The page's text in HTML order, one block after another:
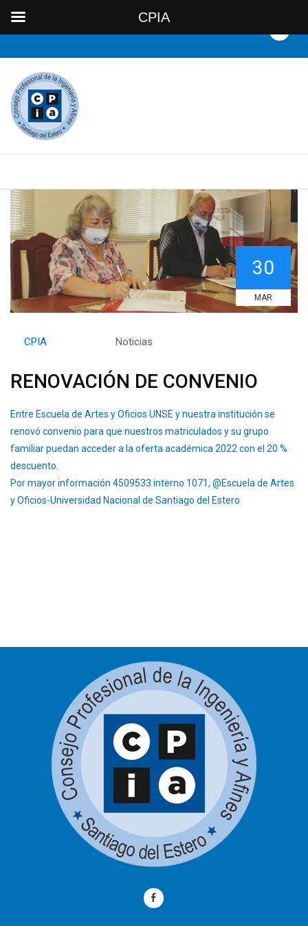
30
MAR
CPIA Noticias
RENOVACIÓN DE CONVENIO
Entre Escuela de Artes y Oficios UNSE y nuestra institución se
renovó convenio para que nuestros matriculados y su grupo
familiar puedan acceder a la oferta académica 2022 con el 20 %
descuento.
Por mayor información 4509533 interno 1071, @Escuela de Artes
y Oficios-Universidad Nacional de Santiago del Estero
CPIA